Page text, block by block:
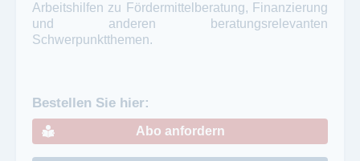
Arbeitshilfen zu Fördermittelberatung, Finanzierung
und anderen beratungsrelevanten
Schwerpunktthemen.
Bestellen Sie hier:
Abo anfordern